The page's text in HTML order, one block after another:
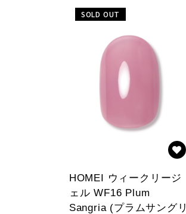
SOLD OUT
HOMEI ウィークリージ
ェル WF16 Plum
Sangria (プラムサングリ